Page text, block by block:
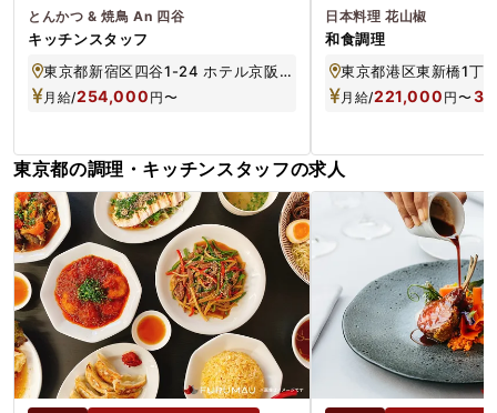
とんかつ & 焼鳥 An 四谷
キッチンスタッフ
東京都新宿区四谷1-24 ホテル京阪 東京四谷 B1F
月給/254,000 円〜
日本料理 花山椒
和食調理
月給/221,000 円〜
東京都の調理・キッチンスタッフの求人